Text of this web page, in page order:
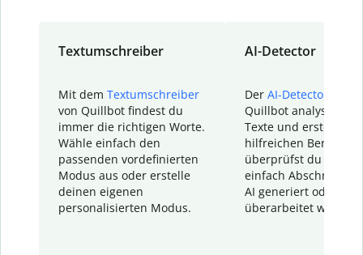
Textumschreiber
Mit dem Textumschreiber
von Quillbot findest du
immer die richtigen Worte.
Wähle einfach den
passenden vordefinierten
Modus aus oder erstelle
deinen eigenen
personalisierten Modus.
AI-Detector
Der AI-Detector
Quillbot analysiert
Texte und erstellt
hilfreichen Bericht.
überprüfst du
einfach Abschnitte,
AI generiert oder
überarbeitet wurden.